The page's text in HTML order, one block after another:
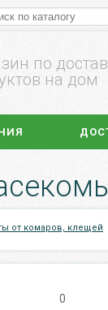
по
на дом
от комаров, клещей
0